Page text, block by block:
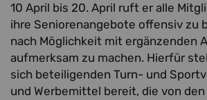
10 April bis 20. April ruft er alle
ihre Seniorenangebote offensiv zu
nach Möglichkeit mit ergänzenden
aufmerksam zu machen. Hierfür
sich beteiligenden Turn- und
und Werbemittel bereit, die von